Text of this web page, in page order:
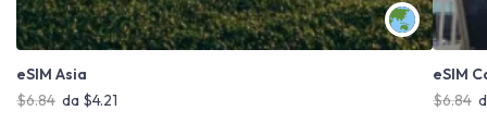
eSIM Asia
$6.84 da $4.21
eSIM
$6.84